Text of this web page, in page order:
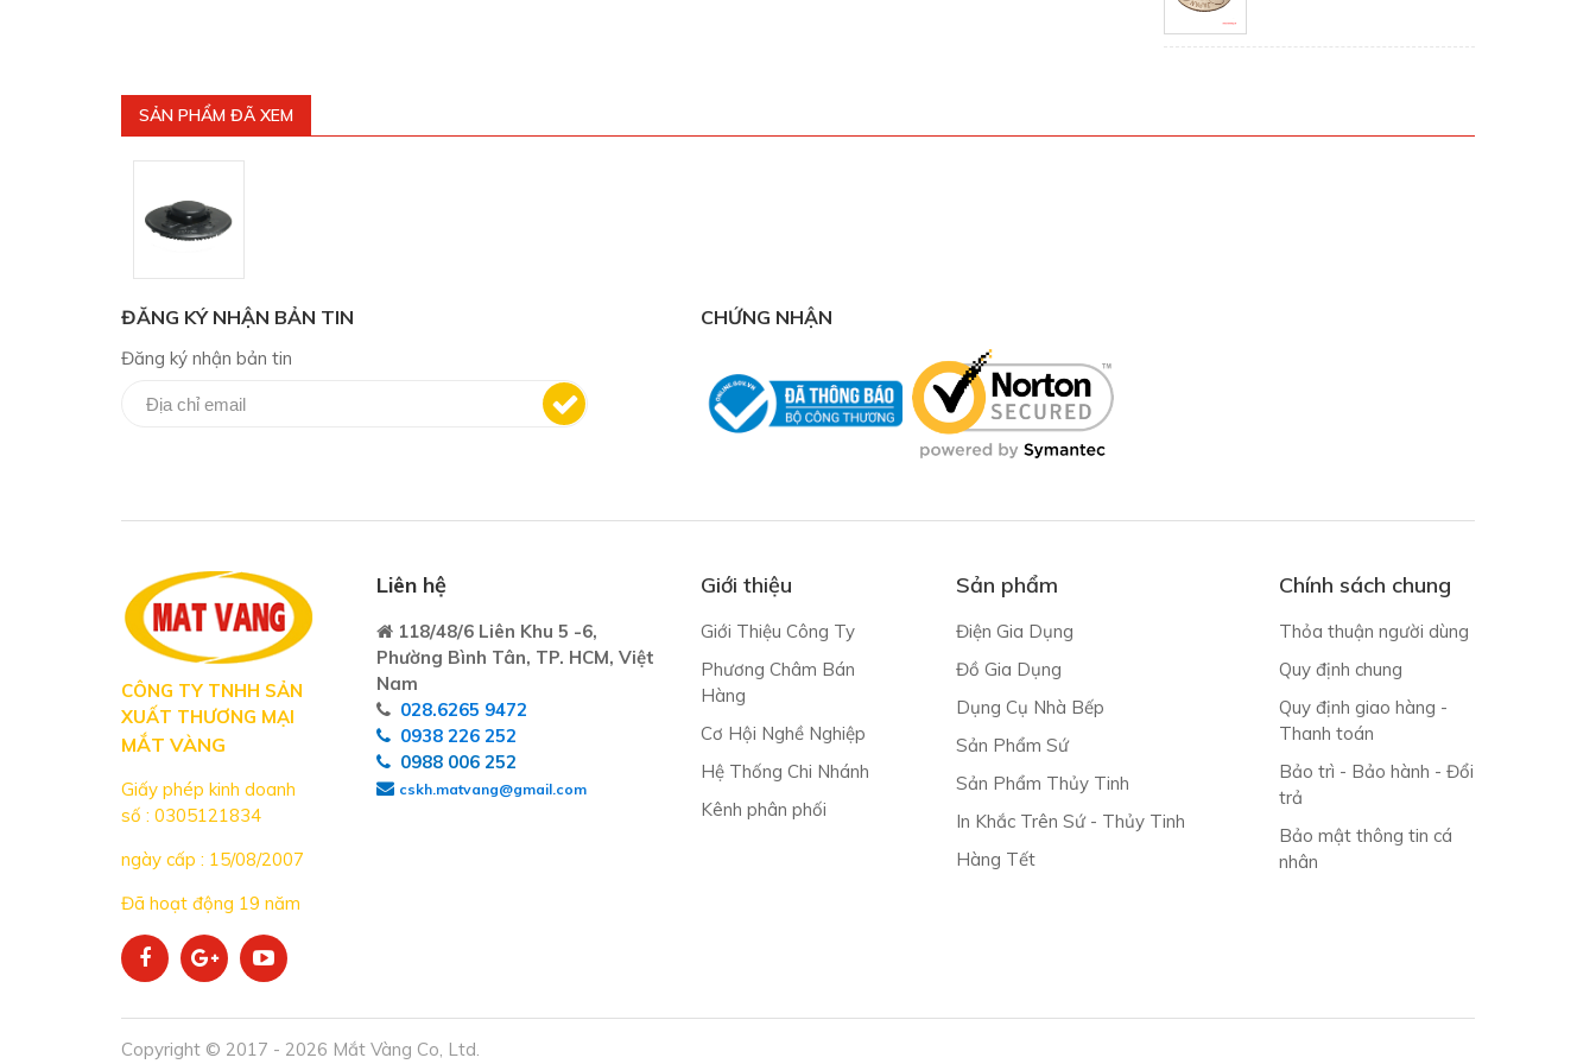
SẢN PHẨM ĐÃ XEM
ĐĂNG KÝ NHẬN BẢN TIN
Đăng ký nhận bản tin
CHỨNG NHẬN
CÔNG TY TNHH SẢN
XUẤT THƯƠNG MẠI
MẮT VÀNG
Giấy phép kinh doanh
số : 0305121834
ngày cấp : 15/08/2007
Đã hoạt động 19 năm
Liên hệ
118/48/6 Liên Khu 5 -6,
Phường Bình Tân, TP. HCM, Việt
Nam
028.6265 9472
0938 226 252
0988 006 252
cskh.matvang@gmail.com
Giới thiệu
Giới Thiệu Công Ty
Phương Châm Bán
Hàng
Cơ Hội Nghề Nghiệp
Hệ Thống Chi Nhánh
Kênh phân phối
Sản phẩm
Điện Gia Dụng
Đồ Gia Dụng
Dụng Cụ Nhà Bếp
Sản Phẩm Sứ
Sản Phẩm Thủy Tinh
In Khắc Trên Sứ - Thủy Tinh
Hàng Tết
Chính sách chung
Thỏa thuận người dùng
Quy định chung
Quy định giao hàng -
Thanh toán
Bảo trì - Bảo hành - Đổi
trả
Bảo mật thông tin cá
nhân
Copyright © 2017 - 2026 Mắt Vàng Co, Ltd.